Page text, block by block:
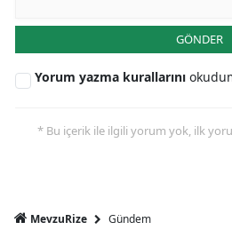
GÖNDER
Yorum yazma kurallarını
* Bu içerik ile ilgili yorum yok, ilk
MevzuRize Gündem